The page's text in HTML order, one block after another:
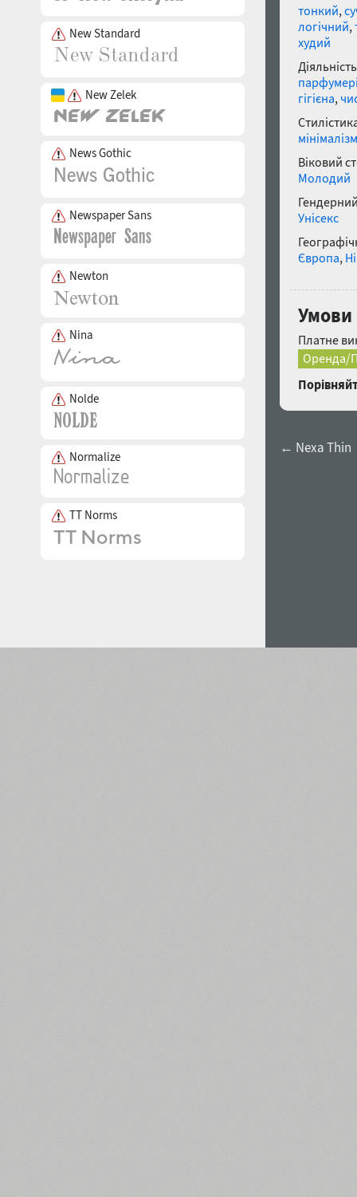
New Standard
New Zelek
News Gothic
Newspaper Sans
Newton
Nina
Nolde
Normalize
TT Norms
тонкий,
логічний,
худий
гігієна,
мінімалізм
Віковий
Молодий
Унісекс
Європа,
Умови
Платне
Оренда/
← Nexa Thin